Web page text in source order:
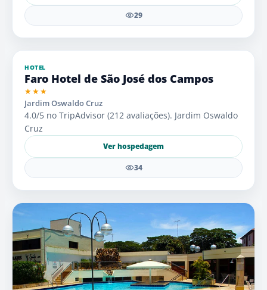
29
HOTEL
Faro Hotel de São José dos Campos
★★★
Jardim Oswaldo Cruz
4.0/5 no TripAdvisor (212 avaliações). Jardim Oswaldo
Cruz
Ver hospedagem
34